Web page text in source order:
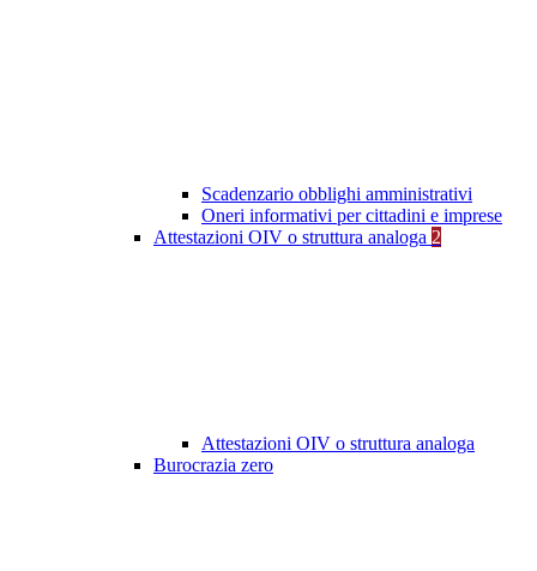
Scadenzario obblighi amministrativi
Oneri informativi per cittadini e imprese
Attestazioni OIV o struttura analoga 2
Attestazioni OIV o struttura analoga
Burocrazia zero